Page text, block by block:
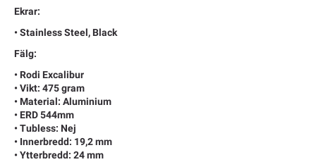
Ekrar:
• Stainless Steel, Black
Fälg:
• Rodi Excalibur
• Vikt: 475 gram
• Material: Aluminium
• ERD 544mm
• Tubless: Nej
• Innerbredd: 19,2 mm
• Ytterbredd: 24 mm